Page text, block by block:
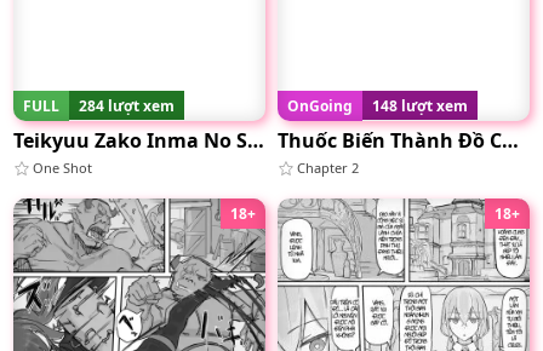
FULL 284 lượt xem
Teikyuu Zako Inma No Shokushu
One Shot
OnGoing 148 lượt xem
Thuốc Biến Thành Đồ Chơi Tình Dục
Chapter 2
18+ 18+